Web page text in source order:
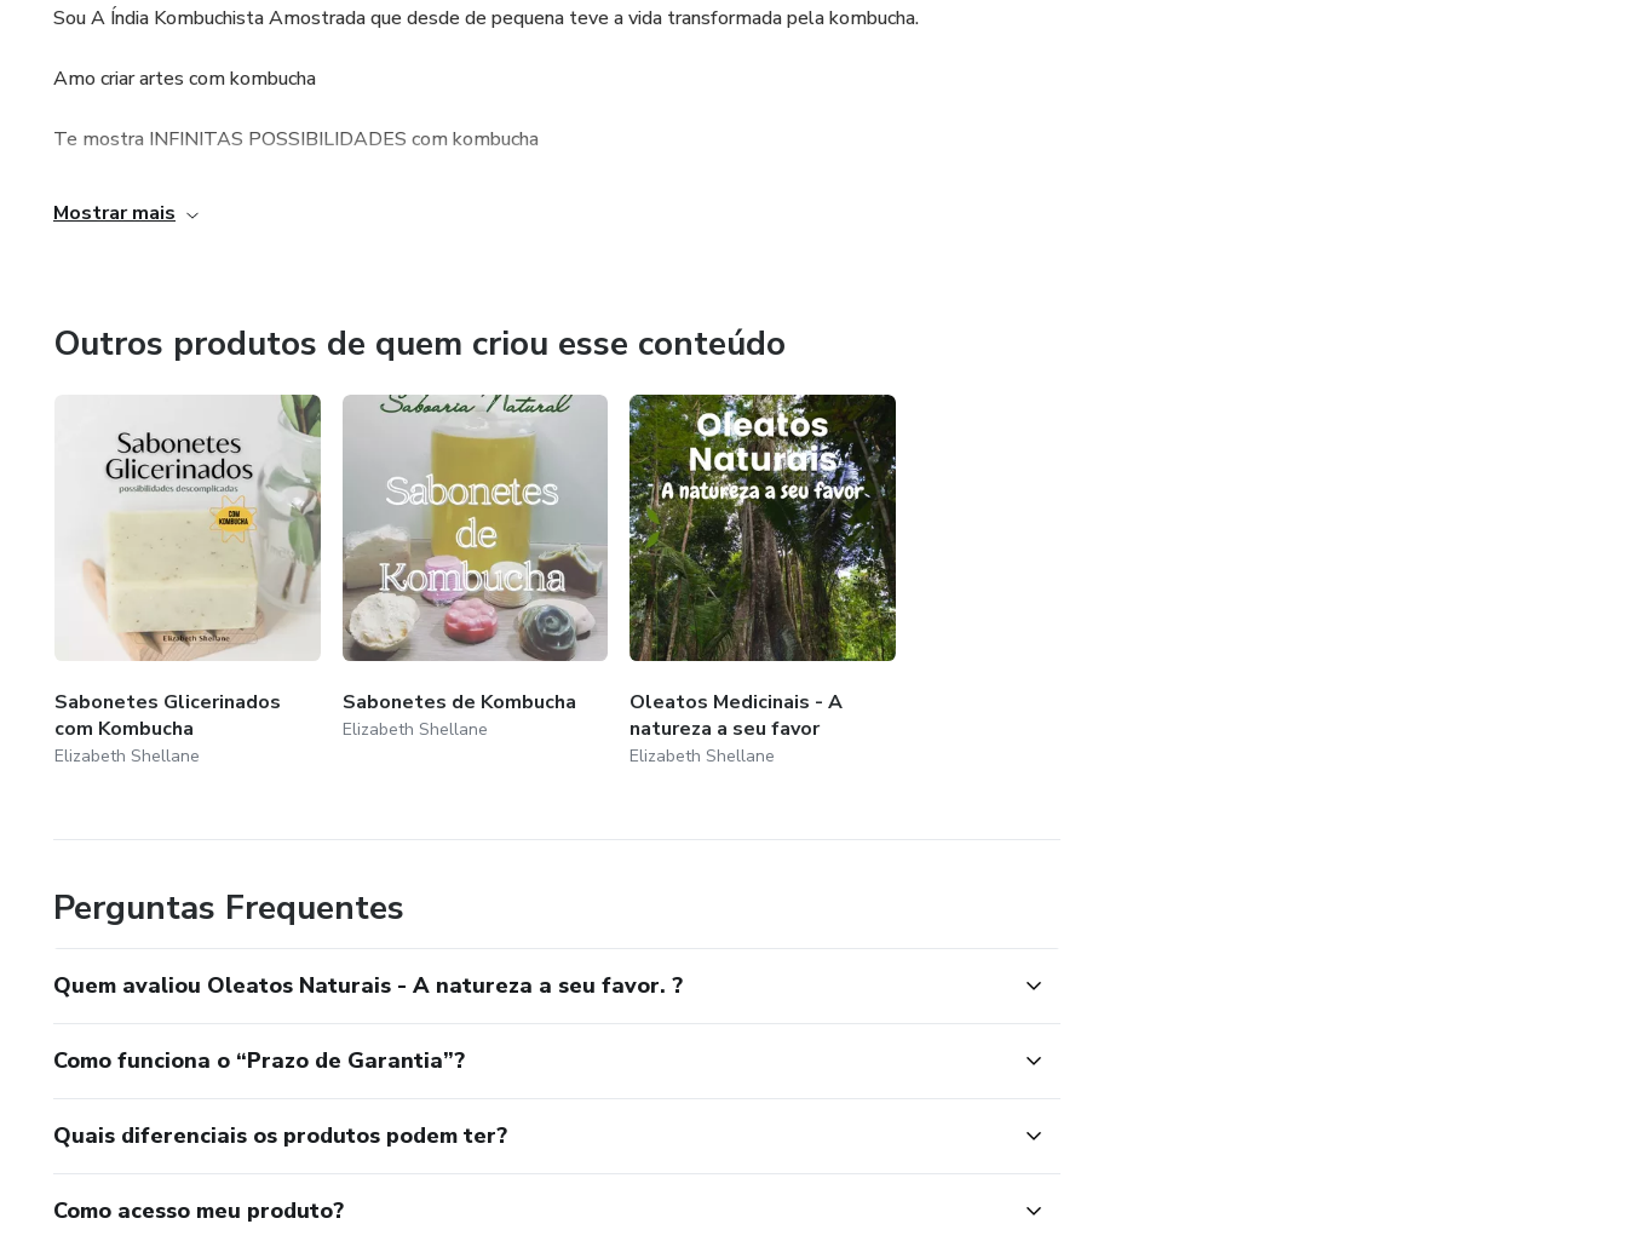
Sou A Índia Kombuchista Amostrada que desde de pequena teve a vida transformada pela kombucha.
Amo criar artes com kombucha
Te mostra INFINITAS POSSIBILIDADES com kombucha
Pedagoga de formação com dom natural para inventar e reinventar artes, no meu cantinho das possibilidades nada se
Mostrar mais
Outros produtos de quem criou esse conteúdo
Sabonetes Glicerinados
com Kombucha
Elizabeth Shellane
Sabonetes de Kombucha
Elizabeth Shellane
Oleatos Medicinais - A
natureza a seu favor
Elizabeth Shellane
Perguntas Frequentes
Quem avaliou Oleatos Naturais - A natureza a seu favor. ?
Como funciona o “Prazo de Garantia”?
Quais diferenciais os produtos podem ter?
Como acesso meu produto?